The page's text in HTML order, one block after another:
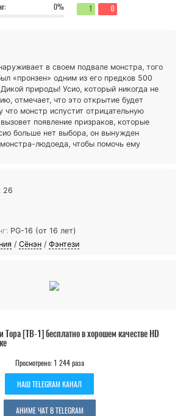
0% 1 0
в своем подвале монстра, того
«пронзен» одним из его предков 500
природы! Усио, который никогда не
отмечает, что это открытие будет
что монстр испустит отрицательную
появление призраков, которые
больше нет выбора, он вынужден
монстра-людоеда, чтобы помочь ему
26
PG-16 (от 16 лет)
/ Сёнэн / Фэнтези
Тора [ТВ-1] бесплатно в хорошем качестве HD
Просмотрено: 1 244 раза
НАШ TELEGRAM КАНАЛ
АНИМЕ ЧАТ В TELEGRAM